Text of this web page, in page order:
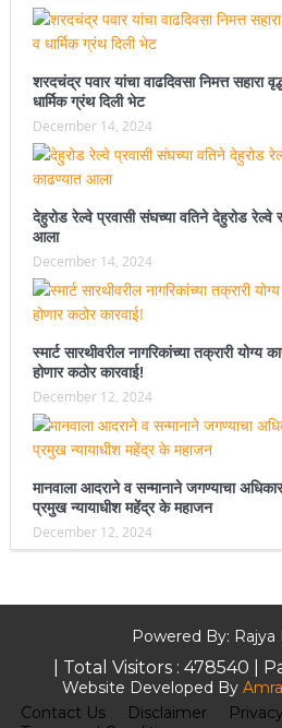
शरदचंद्र पवार यांचा वाढदिवसा निमत्त सहारा
धार्मिक ग्रंथ दिली भेट
December 14, 2024
देहुरोड रेल्वे प्रवासी संघच्या वतिने देहुरोड रेल्वे
आला
December 14, 2024
स्मार्ट सारथीवरील नागरिकांच्या तक्रारी योग्य
होणार कठोर कारवाई!
December 12, 2024
मानवाला आदराने व सन्मानाने जगण्याचा
प्रमुख न्यायाधीश महेंद्र के महाजन
December 12, 2024
Powered By: Rajya
| Total Visitors : 478540 |
Website Developed By
Contact Us
Disclaimer